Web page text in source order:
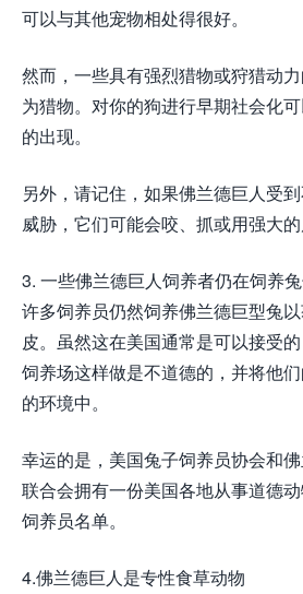
可以与其他宠物相处得很好。
然而，一些具有强烈猎物或狩猎动
为猎物。对你的狗进行早期社会化
的出现。
另外，请记住，如果佛兰德巨人受
威胁，它们可能会咬、抓或用强大的
3. 一些佛兰德巨人饲养者仍在饲养
许多饲养员仍然饲养佛兰德巨型兔
皮。虽然这在美国通常是可以接受
饲养场这样做是不道德的，并将他
的环境中。
幸运的是，美国兔子饲养员协会和
联合会拥有一份美国各地从事道德
饲养员名单。
4.佛兰德巨人是专性食草动物